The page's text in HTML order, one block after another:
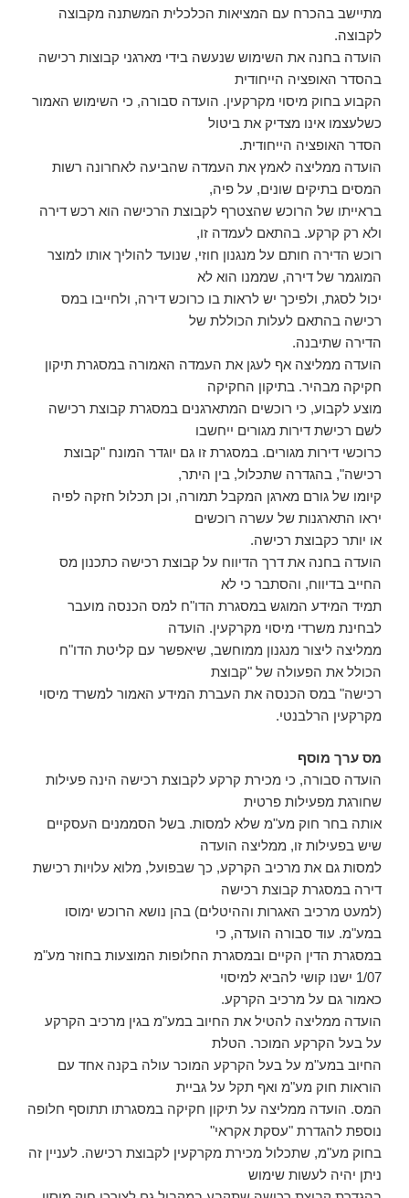
מתיישב בהכרח עם המציאות הכלכלית המשתנה מקבוצה
לקבוצה.
הועדה בחנה את השימוש שנעשה בידי מארגני קבוצות רכישה
בהסדר האופציה הייחודית
הקבוע בחוק מיסוי מקרקעין. הועדה סבורה, כי השימוש האמור
כשלעצמו אינו מצדיק את ביטול
הסדר האופציה הייחודית.
הועדה ממליצה לאמץ את העמדה שהביעה לאחרונה רשות
המסים בתיקים שונים, על פיה,
בראייתו של הרוכש שהצטרף לקבוצת הרכישה הוא רכש דירה
ולא רק קרקע. בהתאם לעמדה זו,
רוכש הדירה חותם על מנגנון חוזי, שנועד להוליך אותו למוצר
המוגמר של דירה, שממנו הוא לא
יכול לסגת, ולפיכך יש לראות בו כרוכש דירה, ולחייבו במס
רכישה בהתאם לעלות הכוללת של
הדירה שתיבנה.
הועדה ממליצה אף לעגן את העמדה האמורה במסגרת תיקון
חקיקה מבהיר. בתיקון החקיקה
מוצע לקבוע, כי רוכשים המתארגנים במסגרת קבוצת רכישה
לשם רכישת דירות מגורים ייחשבו
כרוכשי דירות מגורים. במסגרת זו גם יוגדר המונח "קבוצת
רכישה", בהגדרה שתכלול, בין היתר,
קיומו של גורם מארגן המקבל תמורה, וכן תכלול חזקה לפיה
יראו התארגנות של עשרה רוכשים
או יותר כקבוצת רכישה.
הועדה בחנה את דרך הדיווח על קבוצת רכישה כתכנון מס
החייב בדיווח, והסתבר כי לא
תמיד המידע המוגש במסגרת הדו"ח למס הכנסה מועבר
לבחינת משרדי מיסוי מקרקעין. הועדה
ממליצה ליצור מנגנון ממוחשב, שיאפשר עם קליטת הדו"ח
הכולל את הפעולה של "קבוצת
רכישה" במס הכנסה את העברת המידע האמור למשרד מיסוי
מקרקעין הרלבנטי.
מס ערך מוסף
הועדה סבורה, כי מכירת קרקע לקבוצת רכישה הינה פעילות
שחורגת מפעילות פרטית
אותה בחר חוק מע"מ שלא למסות. בשל הסממנים העסקיים
שיש בפעילות זו, ממליצה הועדה
למסות גם את מרכיב הקרקע, כך שבפועל, מלוא עלויות רכישת
דירה במסגרת קבוצת רכישה
(למעט מרכיב האגרות וההיטלים) בהן נושא הרוכש ימוסו
במע"מ. עוד סבורה הועדה, כי
במסגרת הדין הקיים ובמסגרת החלופות המוצעות בחוזר מע"מ
1/07 ישנו קושי להביא למיסוי
כאמור גם על מרכיב הקרקע.
הועדה ממליצה להטיל את החיוב במע"מ בגין מרכיב הקרקע
על בעל הקרקע המוכר. הטלת
החיוב במע"מ על בעל הקרקע המוכר עולה בקנה אחד עם
הוראות חוק מע"מ ואף תקל על גביית
המס. הועדה ממליצה על תיקון חקיקה במסגרתו תתוסף חלופה
נוספת להגדרת "עסקת אקראי"
בחוק מע"מ, שתכלול מכירת מקרקעין לקבוצת רכישה. לעניין זה
ניתן יהיה לעשות שימוש